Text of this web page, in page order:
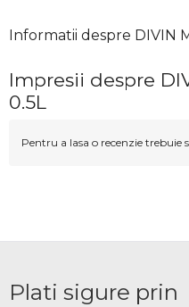
Informatii despre DIVIN
Impresii despre
0.5L
Pentru a lasa o recenzie trebuie
Plati sigure prin